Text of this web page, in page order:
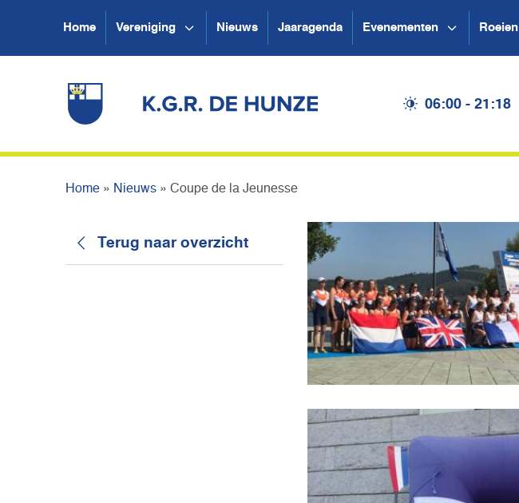
Home Vereniging Nieuws Jaaragenda Evenementen Roeien
06:00 - 21:18
Home » Nieuws » Coupe de la Jeunesse
Terug naar overzicht